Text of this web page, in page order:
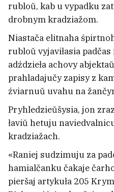
rubloŭ, kab u vypadku
drobnym kradziažom.
Niastača elitnaha
rubloŭ vyjaviłasia
adździeła achovy
prahladajučy zapisy z
źviarnuŭ uvahu na
Pryhledzieŭšysia, jon
łaviŭ hetuju
kradziažach.
«Raniej sudzimuju za
hamialčanku čakaje
pieršaj artykuła 205
Pamior futbolny
apranaŭ moładź u
Łukašenkam